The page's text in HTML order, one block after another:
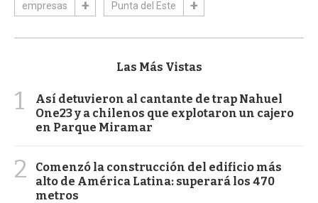
empresas Punta del Este
Las Más Vistas
1
Así detuvieron al cantante de trap Nahuel
One23 y a chilenos que explotaron un cajero
en Parque Miramar
2
Comenzó la construcción del edificio más
alto de América Latina: superará los 470
metros